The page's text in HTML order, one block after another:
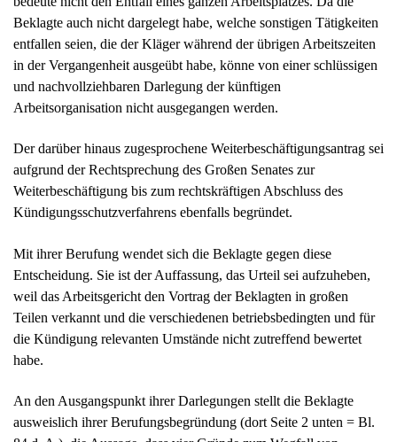
aufgrund der Rechtsprechung des Großen Senates zur
Weiterbeschäftigung bis zum rechtskräftigen Abschluss des
Kündigungsschutzverfahrens ebenfalls begründet.
Mit ihrer Berufung wendet sich die Beklagte gegen diese
Entscheidung. Sie ist der Auffassung, das Urteil sei aufzuheben,
Teilen verkannt und die verschiedenen betriebsbedingten und für
die Kündigung relevanten Umstände nicht zutreffend bewertet
habe.
ausweislich ihrer Berufungsbegründung (dort Seite 2 unten = Bl.
84 d. A.), die Aussage, dass vier Gründe zum Wegfall von
insgesamt sechs Arbeitsplätzen führten, die unter
Berücksichtigung des bisherigen Einsatzes von durchschnittlich
drei Leiharbeitnehmern einen Verlust von drei eigenen
Stammarbeitsplätzen bedingen würden. Unter Berücksichtigung
Krankheit folge aus der Stilllegung der dreischichtig mit je einem
Arbeitnehmer betriebenen Trockner ein faktischer Entfall von 3,6